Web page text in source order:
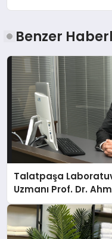
Benzer
Talatpaşa
Uzmanı Prof. Dr.